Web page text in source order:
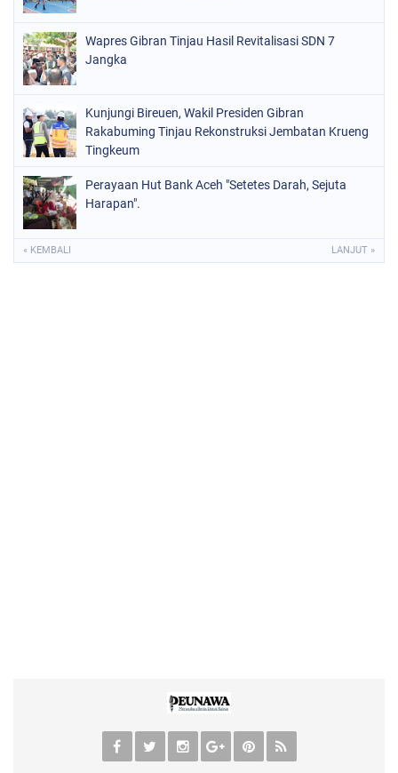
Wapres Gibran Tinjau Hasil Revitalisasi SDN 7
Jangka
Kunjungi Bireuen, Wakil Presiden Gibran
Rakabuming Tinjau Rekonstruksi Jembatan Krueng
Tingkeum
Perayaan Hut Bank Aceh "Setetes Darah, Sejuta
Harapan".
« KEMBALI LANJUT »